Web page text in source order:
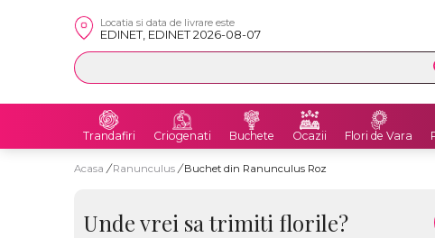
Locatia si data de livrare este
EDINET, EDINET 2026-08-07
Trandafiri Criogenati Buchete Ocazii Flori de Vara
Acasa / Ranunculus / Buchet din Ranunculus Roz
Unde vrei sa trimiti florile?